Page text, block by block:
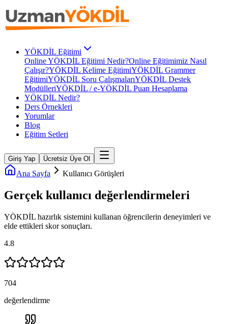
YÖKDİL Eğitimi
Online YÖKDİL Eğitimi Nedir?Online Eğitimimiz Nasıl
Çalışır?YÖKDİL Kelime EğitimiYÖKDİL Grammer
EğitimiYÖKDİL Soru ÇalışmalarıYÖKDİL Destek
ModülleriYÖKDİL / e-YÖKDİL Puan Hesaplama
YÖKDİL Nedir?
Ders Örnekleri
Yorumlar
Blog
Eğitim Setleri
Giriş Yap Ücretsiz Üye Ol
Ana Sayfa Kullanıcı Görüşleri
Gerçek kullanıcı değerlendirmeleri
YÖKDİL hazırlık sistemini kullanan öğrencilerin deneyimleri ve
elde ettikleri skor sonuçları.
4.8
704
değerlendirme